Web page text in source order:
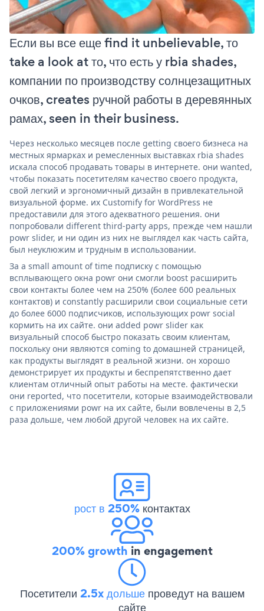
Если вы все еще find it unbelievable, то
take a look at то, что есть у rbia shades,
компании по производству солнцезащитных
очков, creates ручной работы в деревянных
рамах, seen in their business.
Через несколько месяцев после getting своего бизнеса на
местных ярмарках и ремесленных выставках rbia shades
искала способ продавать товары в интернете. они wanted,
чтобы показать посетителям качество своего продукта,
свой легкий и эргономичный дизайн в привлекательной
визуальной форме. их Customify for WordPress не
предоставили для этого адекватного решения. они
попробовали different third-party apps, прежде чем нашли
powr slider, и ни один из них не выглядел как часть сайта,
был неуклюжим и трудным в использовании.
За a small amount of time подписку с помощью
всплывающего окна powr они смогли boost расширить
свои контакты более чем на 250% (более 600 реальных
контактов) и constantly расширили свои социальные сети
до более 6000 подписчиков, использующих powr social
кормить на их сайте. они added powr slider как
визуальный способ быстро показать своим клиентам,
поскольку они являются coming to домашней страницей,
как продукты выглядят в реальной жизни. он хорошо
демонстрирует их продукты и беспрепятственно дает
клиентам отличный опыт работы на месте. фактически
они reported, что посетители, которые взаимодействовали
с приложениями powr на их сайте, были вовлечены в 2,5
раза дольше, чем любой другой человек на их сайте.
рост в 250%контактах
200% growth in engagement
Посетители 2.5x дольше проведут на вашем
сайте